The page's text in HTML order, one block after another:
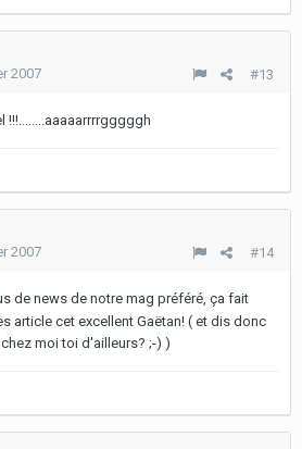
#13
2007
!!!........aaaaarrrrgggggh
#14
2007
de news de notre mag préféré, ça fait
article cet excellent Gaëtan! ( et dis donc
moi toi d'ailleurs? ;-) )